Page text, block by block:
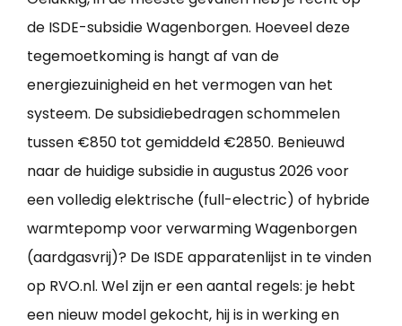
de ISDE-subsidie Wagenborgen. Hoeveel deze
tegemoetkoming is hangt af van de
energiezuinigheid en het vermogen van het
systeem. De subsidiebedragen schommelen
tussen €850 tot gemiddeld €2850. Benieuwd
naar de huidige subsidie in augustus 2026 voor
een volledig elektrische (full-electric) of hybride
warmtepomp voor verwarming Wagenborgen
(aardgasvrij)? De ISDE apparatenlijst in te vinden
op RVO.nl. Wel zijn er een aantal regels: je hebt
een nieuw model gekocht, hij is in werking en